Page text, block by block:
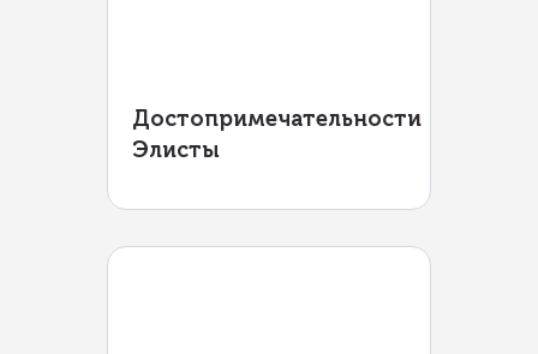
Достопримечательности
Элисты